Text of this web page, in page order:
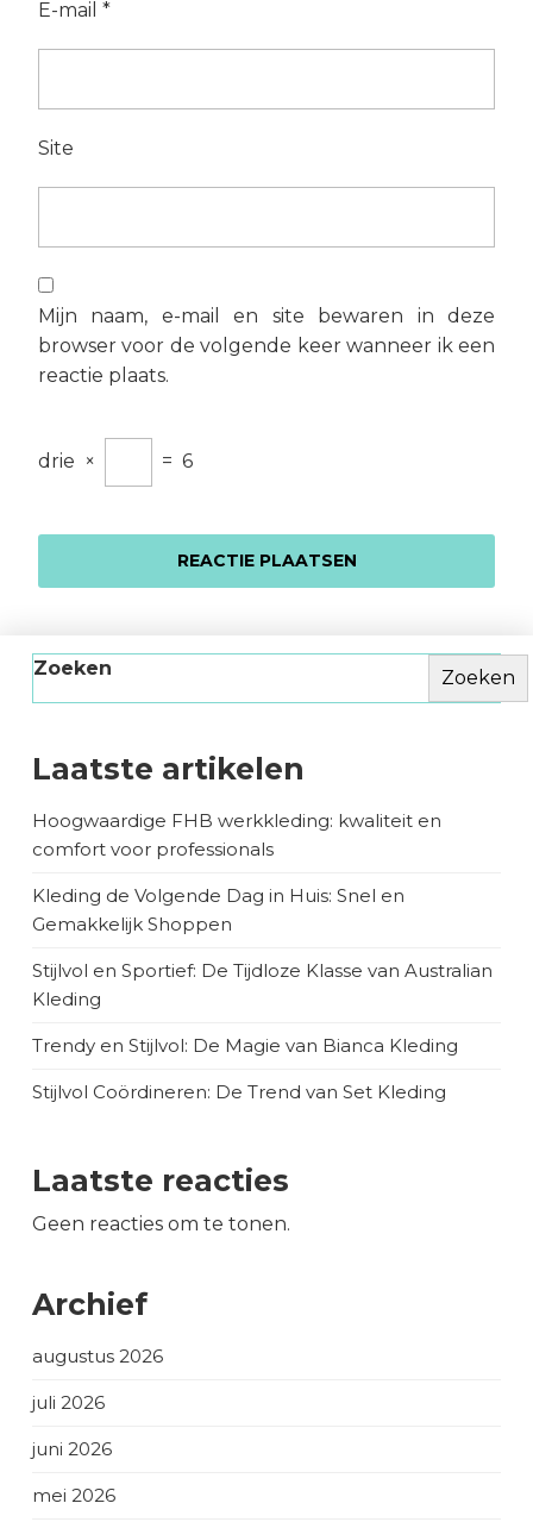
E-mail *
Site
Mijn naam, e-mail en site bewaren in deze
browser voor de volgende keer wanneer ik een
reactie plaats.
drie × = 6
Zoeken Zoeken
Laatste artikelen
Hoogwaardige FHB werkkleding: kwaliteit en
comfort voor professionals
Kleding de Volgende Dag in Huis: Snel en
Gemakkelijk Shoppen
Stijlvol en Sportief: De Tijdloze Klasse van Australian
Kleding
Trendy en Stijlvol: De Magie van Bianca Kleding
Stijlvol Coördineren: De Trend van Set Kleding
Laatste reacties
Geen reacties om te tonen.
Archief
augustus 2026
juli 2026
juni 2026
mei 2026